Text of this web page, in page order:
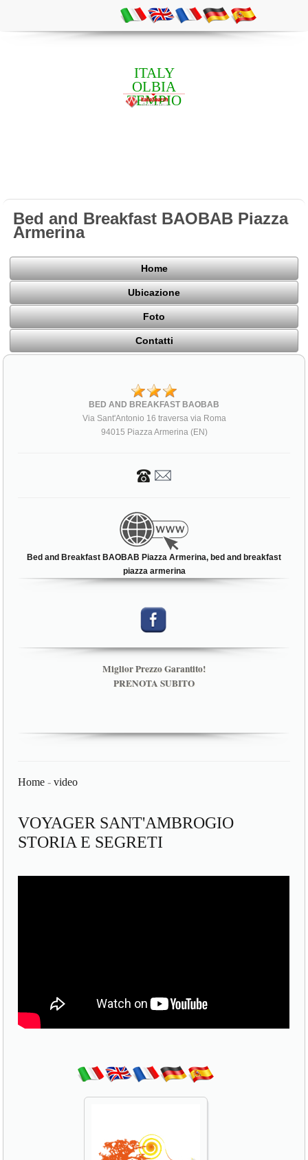
ITALY
OLBIA
TEMPIO
Bed and Breakfast BAOBAB Piazza
Armerina
Home
Ubicazione
Foto
Contatti
BED AND BREAKFAST BAOBAB
Via Sant'Antonio 16 traversa via Roma
94015 Piazza Armerina (EN)
Bed and Breakfast BAOBAB Piazza Armerina, bed and breakfast
piazza armerina
Miglior Prezzo Garantito!
PRENOTA SUBITO
Home -video
VOYAGER SANT'AMBROGIO
STORIA E SEGRETI